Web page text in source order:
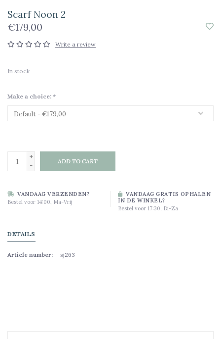
Scarf Noon 2
€179,00
Write a review
In stock
Make a choice: *
+
-
ADD TO CART
VANDAAG VERZENDEN?
Bestel voor 14:00, Ma-Vrij
VANDAAG GRATIS OPHALEN
IN DE WINKEL?
Bestel voor 17:30, Di-Za
DETAILS
Article number: sj263